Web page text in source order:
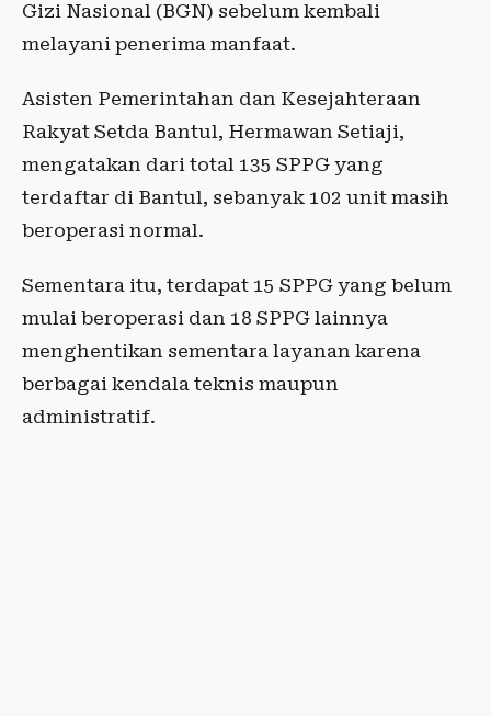
Gizi Nasional (BGN) sebelum kembali
melayani penerima manfaat.
Asisten Pemerintahan dan Kesejahteraan
Rakyat Setda Bantul, Hermawan Setiaji,
mengatakan dari total 135 SPPG yang
terdaftar di Bantul, sebanyak 102 unit masih
beroperasi normal.
Sementara itu, terdapat 15 SPPG yang belum
mulai beroperasi dan 18 SPPG lainnya
menghentikan sementara layanan karena
berbagai kendala teknis maupun
administratif.